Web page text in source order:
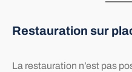
Restauration sur
La restauration n’est pas